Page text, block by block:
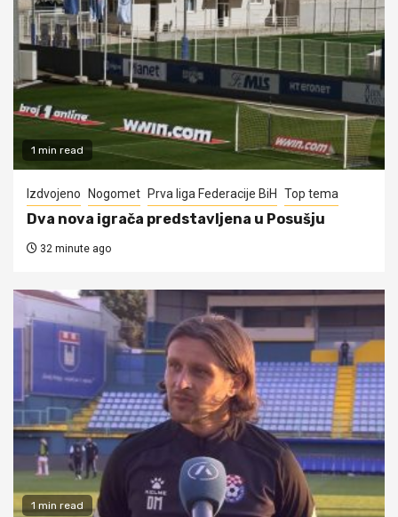
1 min read
Izdvojeno Nogomet Prva liga Federacije BiH Top tema
Dva nova igrača predstavljena u Posušju
32 minute ago
1 min read